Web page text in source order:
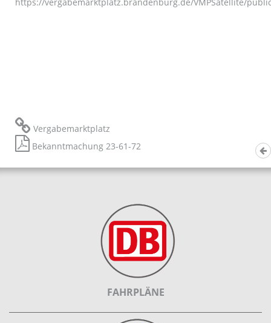
https://vergabemarktplatz.brandenburg.de/VMPSatellite/
Vergabemarktplatz
Bekanntmachung 23-61-72
FAHRPLÄNE